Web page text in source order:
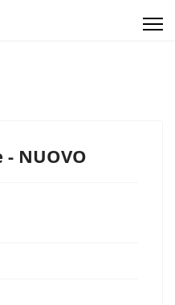
- NUOVO